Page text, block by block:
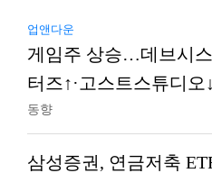
업앤다운
게임주 상승…데브시스
터즈↑·고스트스튜디오↓
동향
삼성증권, 연금저축